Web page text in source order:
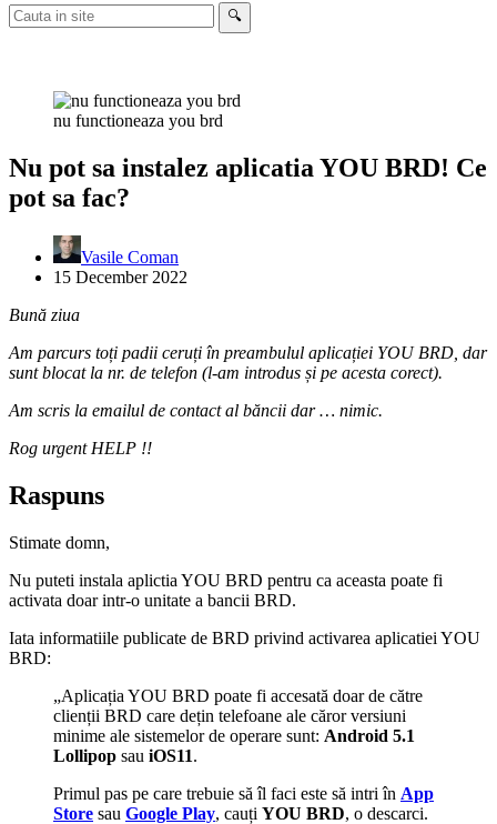
Cauta
in
🔍
nu functioneaza you brd
Nu pot sa instalez aplicatia YOU BRD! Ce
pot sa fac?
Vasile Coman
15 December 2022
Bună ziua
Am parcurs toți padii ceruți în preambulul aplicației YOU BRD, dar
sunt blocat la nr. de telefon (l-am introdus și pe acesta corect).
Am scris la emailul de contact al băncii dar … nimic.
Rog urgent HELP !!
Raspuns
Stimate domn,
Nu puteti instala aplictia YOU BRD pentru ca aceasta poate fi
activata doar intr-o unitate a bancii BRD.
Iata informatiile publicate de BRD privind activarea aplicatiei YOU
BRD:
„Aplicația YOU BRD poate fi accesată doar de către
clienții BRD care dețin telefoane ale căror versiuni
minime ale sistemelor de operare sunt: Android 5.1
Lollipop sau iOS11.
Primul pas pe care trebuie să îl faci este să intri în App
Store sau Google Play, cauți YOU BRD, o descarci.